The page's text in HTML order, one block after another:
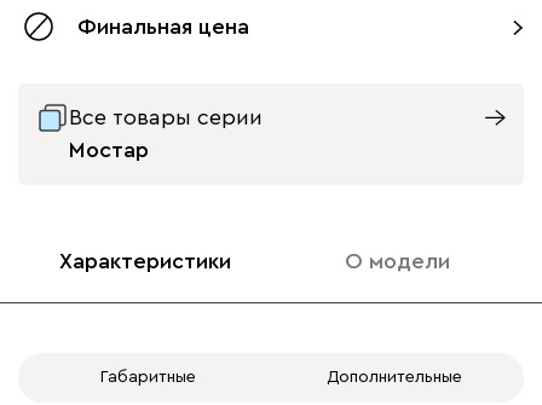
Финальная цена
Все товары серии
Мостар
Характеристики О модели
Габаритные Дополнительные